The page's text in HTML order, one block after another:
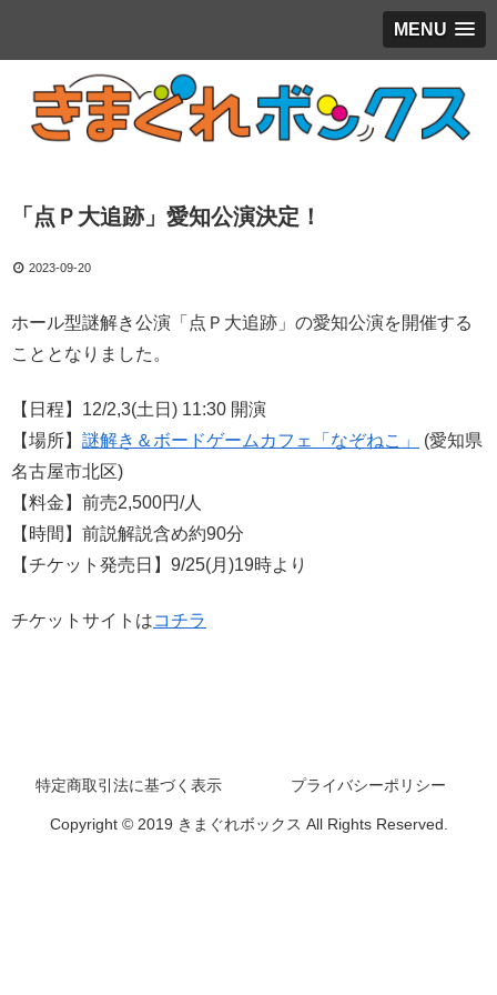
MENU
「点Ｐ大追跡」愛知公演決定！
2023-09-20
ホール型謎解き公演「点Ｐ大追跡」の愛知公演を開催する
こととなりました。
【日程】12/2,3(土日) 11:30 開演
【場所】 謎解き＆ボードゲームカフェ「なぞねこ」
(愛知県
名古屋市北区)
【料金】前売2,500円/人
【時間】前説解説含め約90分
【チケット発売日】9/25(月)19時より
チケットサイトはコチラ
特定商取引法に基づく表示 プライバシーポリシー
Copyright © 2019 きまぐれボックス All Rights Reserved.